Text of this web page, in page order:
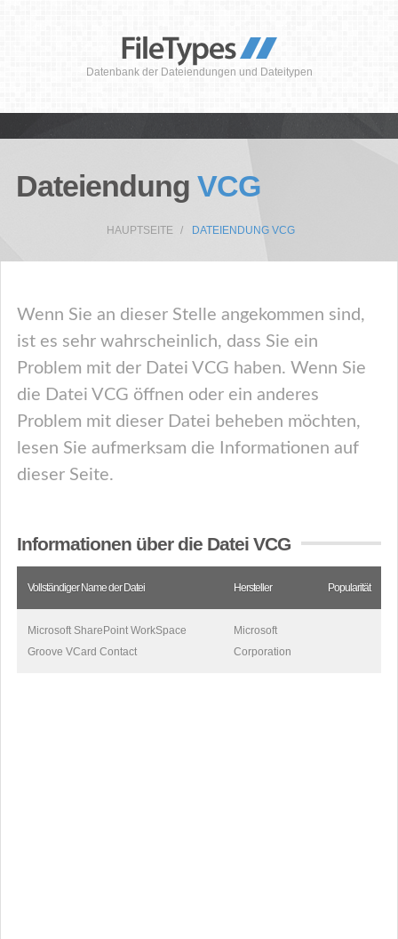
Datenbank der Dateiendungen und Dateitypen
Dateiendung VCG
HAUPTSEITE DATEIENDUNG VCG
Wenn Sie an dieser Stelle angekommen sind,
ist es sehr wahrscheinlich, dass Sie ein
Problem mit der Datei VCG haben. Wenn Sie
die Datei VCG öffnen oder ein anderes
Problem mit dieser Datei beheben möchten,
lesen Sie aufmerksam die Informationen auf
dieser Seite.
Informationen über die Datei VCG
Vollständiger Name der Datei Hersteller Popularität
Microsoft SharePoint WorkSpace
Groove VCard Contact
Microsoft
Corporation